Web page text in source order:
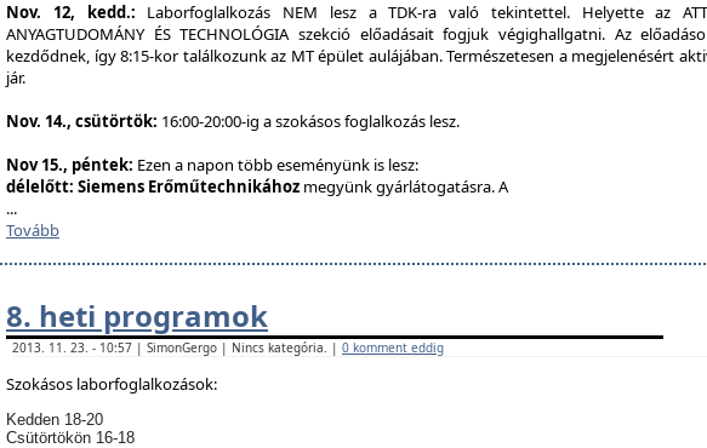
Nov. 12, kedd.: Laborfoglalkozás NEM lesz a TDK-ra való tekintettel. Helyette az
ANYAGTUDOMÁNY ÉS TECHNOLÓGIA szekció előadásait fogjuk végighallgatni. Az
kezdődnek, így 8:15-kor találkozunk az MT épület aulájában. Természetesen a megjelenésért
jár.
Nov. 14., csütörtök: 16:00-20:00-ig a szokásos foglalkozás lesz.
Nov 15., péntek: Ezen a napon több eseményünk is lesz:
délelőtt: Siemens Erőműtechnikához megyünk gyárlátogatásra. A
...
Tovább
8. heti programok
2013. 11. 23. - 10:57 | SimonGergo | Nincs kategória. | 0 komment eddig
Szokásos laborfoglalkozások:
Kedden 18-20
Csütörtökön 16-18